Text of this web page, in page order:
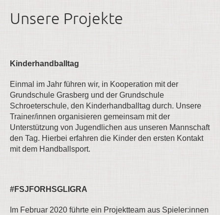
Unsere Projekte
Kinderhandballtag
Einmal im Jahr führen wir, in Kooperation mit der
Grundschule Grasberg und der Grundschule
Schroeterschule, den Kinderhandballtag durch. Unsere
Trainer/innen organisieren gemeinsam mit der
Unterstützung von Jugendlichen aus unseren Mannschaft
den Tag. Hierbei erfahren die Kinder den ersten Kontakt
mit dem Handballsport.
#FSJFORHSGLIGRA
Im Februar 2020 führte ein Projektteam aus Spieler:innen